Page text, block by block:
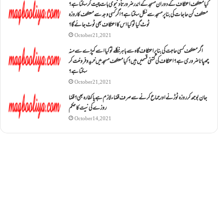
کیا معتکف اعتکاف کے دوران مسجد کے اندر ضرورتاً دنیوی بات چیت کر سکتا ہے؟
معتکف کن حاجات کی بنا پر مسجد سے نکل سکتا ہے؟ اگر کسی وجہ سے معتکف کا روزہ
ٹوٹ گیا تو کیا اس کا اعتکاف بھی ٹوٹ جائے گا؟
October 21, 2021
اگر معتکف کسی حاجت کی بنا پر اعتکاف گاہ سے باہر نکلے تو کیا اسے کپڑے سے منہ
چھپانا ضروری ہے؟اعتکاف کی کتنی قسمیں ہیں؟کیا معتکف مسجد میں خرید و فروخت کر
سکتا ہے؟
October 21, 2021
جان بوجھ کر روزہ ٹوڑنے اور جماع کرنے سے صرف قضاء لازم ہے یا کفارہ بھی؟ قضا
روزے کی نیت کا حکم
October 14, 2021